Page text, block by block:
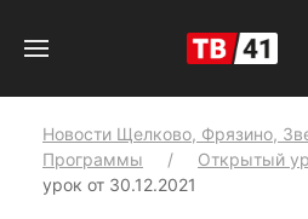
Новости Щелково, Фрязино,
Программы
Открытый
урок от 30.12.2021